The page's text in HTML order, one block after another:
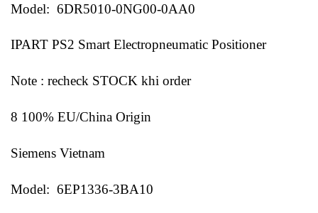
Model: 6DR5010-0NG00-0AA0
IPART PS2 Smart Electropneumatic Positioner
Note : recheck STOCK khi order
8 100% EU/China Origin
Siemens Vietnam
Model: 6EP1336-3BA10